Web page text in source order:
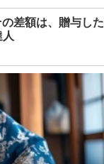
差額は、贈与した